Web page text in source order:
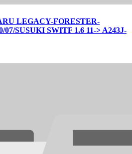
LEGACY-FORESTER-
SUSUKI SWITF 1.6 11-> A243J-